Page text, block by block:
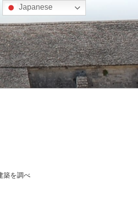
築を調べ
Japanese